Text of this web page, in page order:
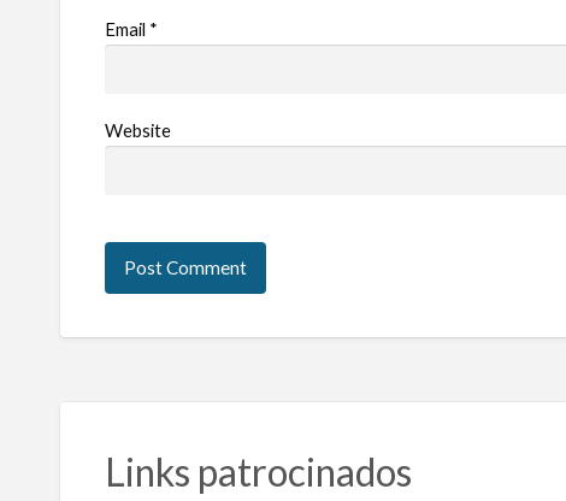
Email *
Website
Links patrocinados